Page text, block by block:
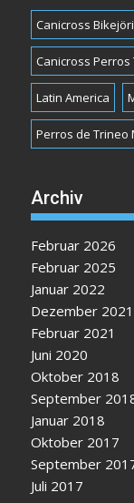
Canicross
Canicross Perros
Latin America
Perros de Trineo
Archiv
Februar 2026
Februar 2025
Januar 2022
Dezember 2021
Februar 2021
Juni 2020
Oktober 2018
September
Januar 2018
Oktober 2017
September
Juli 2017